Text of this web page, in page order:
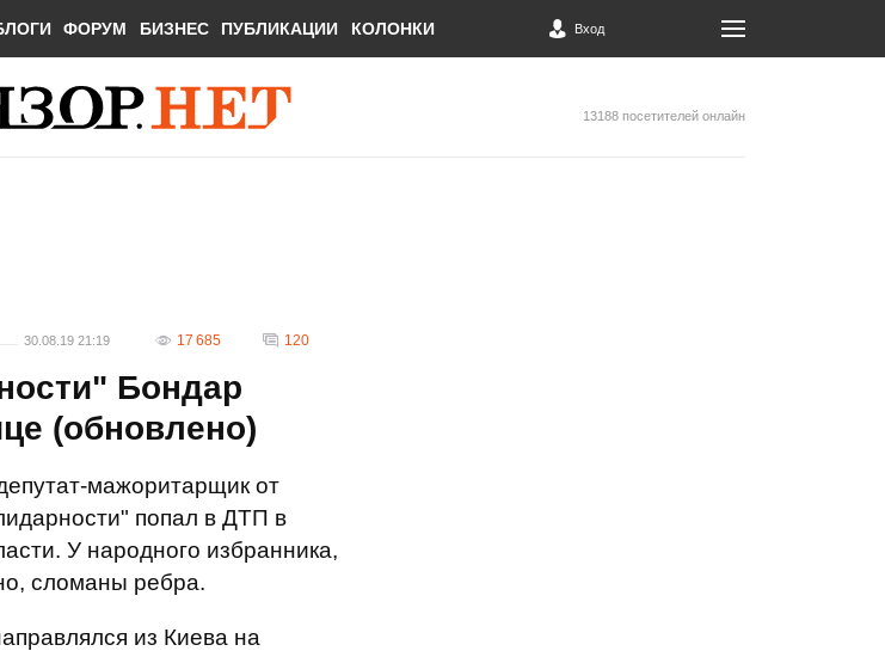
ФОРУМ БИЗНЕС ПУБЛИКАЦИИ КОЛОНКИ Вход
13188 посетителей онлайн
30.08.19 21:19 17 685 120
Бондар
(обновлено)
мажоритарщик от
попал в ДТП в
У народного избранника,
сломаны ребра.
из Киева на